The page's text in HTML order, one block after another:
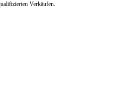
Verkäufen.